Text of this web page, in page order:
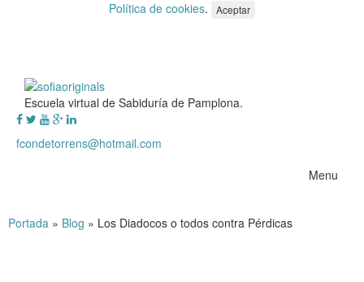
Política de cookies. Aceptar
Escuela virtual de Sabiduría de Pamplona.
fcondetorrens@hotmail.com
Menu
Portada » Blog » Los Diadocos o todos contra Pérdicas